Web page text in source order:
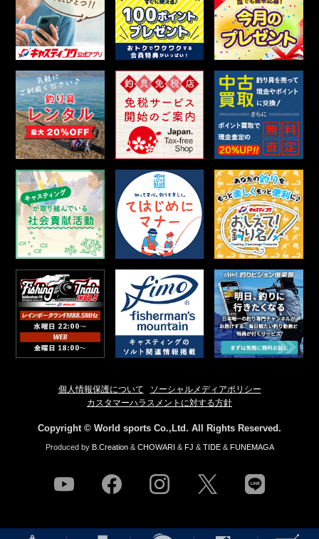
個人情報保護について
ソーシャルメディアポリシー
カスタマーハラスメントに対する方針
Copyright © World sports Co.,Ltd. All Rights Reserved.
Produced by B.Creation& CHOWARI & FJ & TIDE& FUNEMAGA
youtube facebook instagram line
NEWS 店舗情報 釣果情報 HOW TO